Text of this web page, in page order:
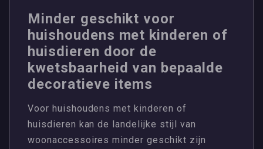
Minder geschikt voor
huishoudens met kinderen of
huisdieren door de
kwetsbaarheid van bepaalde
decoratieve items
Voor huishoudens met kinderen of
huisdieren kan de landelijke stijl van
woonaccessoires minder geschikt zijn